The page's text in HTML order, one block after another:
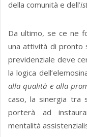
della comunità e dell’
Da ultimo, se ce ne
una attività di pronto
previdenziale deve
la logica
alla qualità e alla
caso, la sinergia tra
porterà ad
mentalità